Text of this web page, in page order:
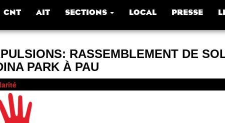
CNT AIT SECTIONS LOCAL PRESSE
RASSEMBLEMENT DE
PARK À PAU